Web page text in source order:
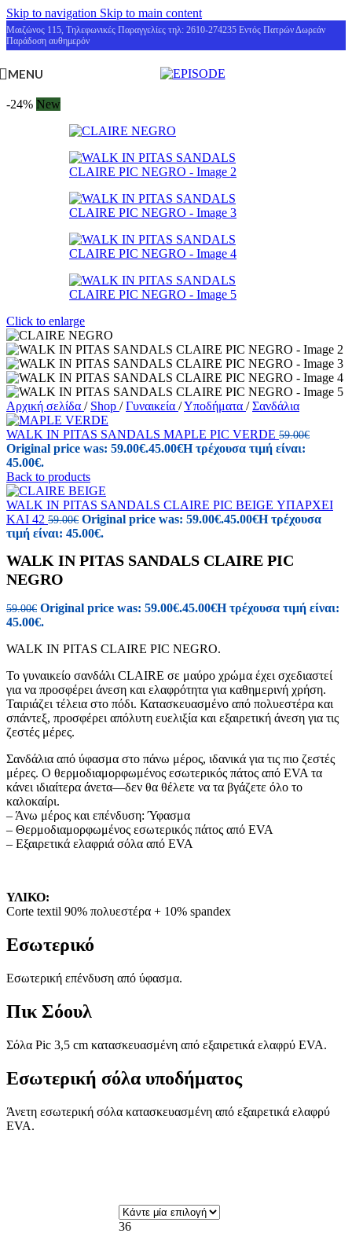
Skip to navigation Skip to main content
Μαιζώνος 115, Τηλεφωνικές Παραγγελίες τηλ: 2610-274235 Εντός Πατρών Δωρεάν
Παράδοση αυθημερόν
MENU
-24% New
Click to enlarge
Αρχική σελίδα / Shop / Γυναικεία /Υποδήματα / Σανδάλια
WALK IN PITAS SANDALS MAPLE PIC VERDE 59.00€
Original price was: 59.00€.45.00€Η τρέχουσα τιμή είναι:
45.00€.
Back to products
WALK IN PITAS SANDALS CLAIRE PIC BEIGE ΥΠΑΡΧΕΙ
ΚΑΙ 42 59.00€ Original price was: 59.00€.45.00€Η τρέχουσα
τιμή είναι: 45.00€.
WALK IN PITAS SANDALS CLAIRE PIC
NEGRO
59.00€ Original price was: 59.00€.45.00€Η τρέχουσα τιμή είναι:
45.00€.
WALK IN PITAS CLAIRE PIC NEGRO.
Το γυναικείο σανδάλι CLAIRE σε μαύρο χρώμα έχει σχεδιαστεί
για να προσφέρει άνεση και ελαφρότητα για καθημερινή χρήση.
Ταιριάζει τέλεια στο πόδι. Κατασκευασμένο από πολυεστέρα και
σπάντεξ, προσφέρει απόλυτη ευελιξία και εξαιρετική άνεση για τις
ζεστές μέρες.
Σανδάλια από ύφασμα στο πάνω μέρος, ιδανικά για τις πιο ζεστές
μέρες. Ο θερμοδιαμορφωμένος εσωτερικός πάτος από EVA τα
κάνει ιδιαίτερα άνετα—δεν θα θέλετε να τα βγάζετε όλο το
καλοκαίρι.
– Άνω μέρος και επένδυση: Ύφασμα
– Θερμοδιαμορφωμένος εσωτερικός πάτος από EVA
– Εξαιρετικά ελαφριά σόλα από EVA
ΥΛΙΚΟ:
Corte textil 90% πολυεστέρα + 10% spandex
Εσωτερικό
Εσωτερική επένδυση από ύφασμα.
Πικ Σόουλ
Σόλα Pic 3,5 cm κατασκευασμένη από εξαιρετικά ελαφρύ EVA.
Εσωτερική σόλα υποδήματος
Άνετη εσωτερική σόλα κατασκευασμένη από εξαιρετικά ελαφρύ
EVA.
36